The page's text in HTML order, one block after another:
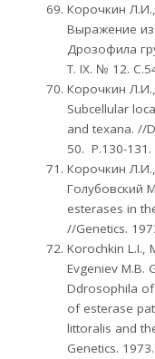
Корочкин
Выражение
Дрозофила
Т. IX. № 12.
Корочкин
Subcellular
and texana. //
50. Р.130-131.
Корочкин
Голубовский
esterases in
//Genetics.
Korochkin L.I.,
Evgeniev M.B.
Ddrosophila of
of esterase
littoralis and
Genetics.